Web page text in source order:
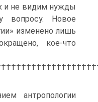
и не видим нужды
вопросу. Новое
изменено лишь
кое-что
антропологии